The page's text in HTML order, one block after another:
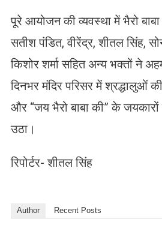
पूरे आयोजन की व्यवस्था में भैरो
सतीश पंडित, वीरेंद्र, शीतल सिंह,
किशोर शर्मा सहित अन्य भक्तों ने
दिनभर मंदिर परिसर में श्रद्धालुओं
और “जय भैरो बाबा की” के जयकारों
उठा।
रिपोर्टर- शीतल सिंह
Author Recent Posts